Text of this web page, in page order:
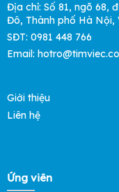
Địa chỉ: Số 81, ngõ 68,
Đô, Thành phố Hà Nội,
SĐT: 0981 448 766
Email:
Giới thiệu
Liên hệ
Ứng viên